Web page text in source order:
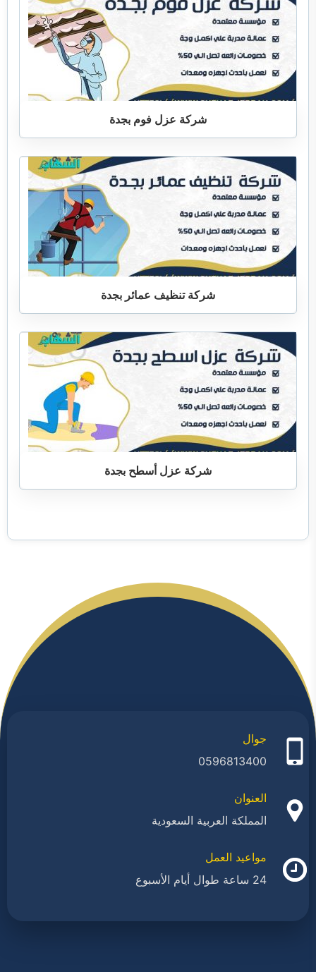
شركة عزل فوم بجدة
شركة تنظيف عمائر بجدة
شركة عزل أسطح بجدة
جوال
0596813400
العنوان
المملكة العربية السعودية
مواعيد العمل
24 ساعة طوال أيام الأسبوع